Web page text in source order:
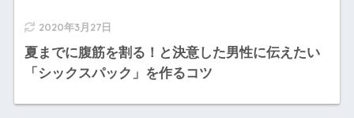
2020年3月27日
夏までに腹筋を割る！と決意した男性に伝えたい
「シックスパック」を作るコツ